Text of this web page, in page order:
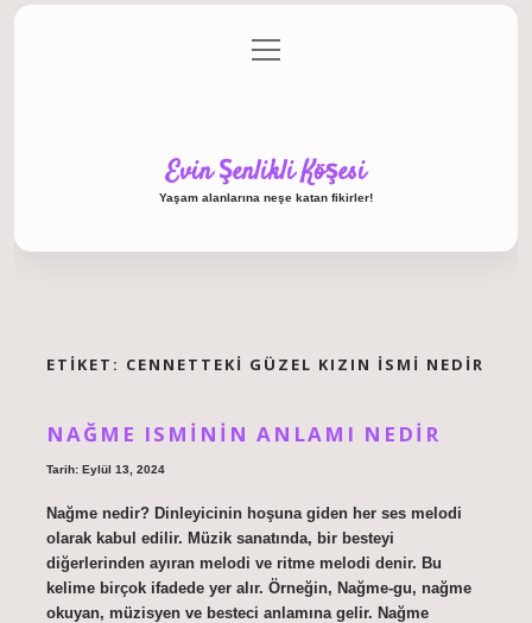
Gizlilik Politikası
menüyü
aç
Evin Şenlikli Köşesi
Yaşam alanlarına neşe katan fikirler!
ETIKET: CENNETTEKI GÜZEL KIZIN ISMI NEDIR
NAĞME ISMININ ANLAMI NEDIR
Tarih: Eylül 13, 2024
Nağme nedir? Dinleyicinin hoşuna giden her ses melodi
olarak kabul edilir. Müzik sanatında, bir besteyi
diğerlerinden ayıran melodi ve ritme melodi denir. Bu
kelime birçok ifadede yer alır. Örneğin, Nağme-gu, nağme
okuyan, müzisyen ve besteci anlamına gelir. Nağme